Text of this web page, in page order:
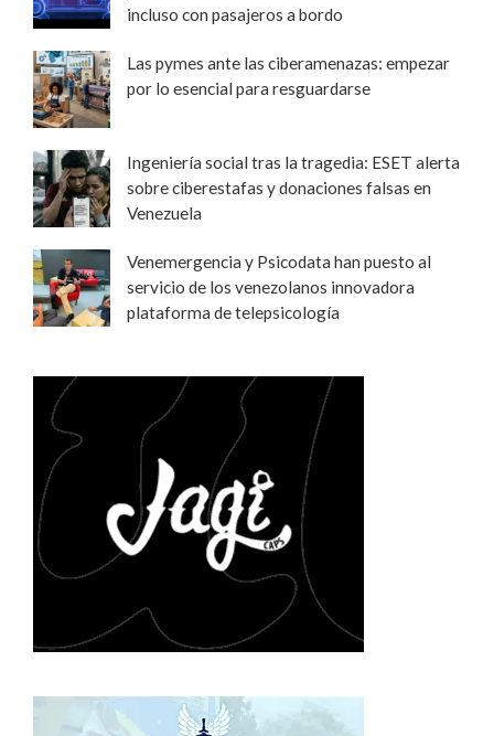
incluso con pasajeros a bordo
Las pymes ante las ciberamenazas: empezar
por lo esencial para resguardarse
Ingeniería social tras la tragedia: ESET alerta
sobre ciberestafas y donaciones falsas en
Venezuela
Venemergencia y Psicodata han puesto al
servicio de los venezolanos innovadora
plataforma de telepsicología